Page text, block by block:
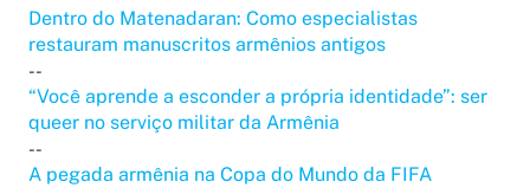
Dentro do Matenadaran: Como especialistas
restauram manuscritos armênios antigos
--
“Você aprende a esconder a própria identidade”: ser
queer no serviço militar da Armênia
--
A pegada armênia na Copa do Mundo da FIFA